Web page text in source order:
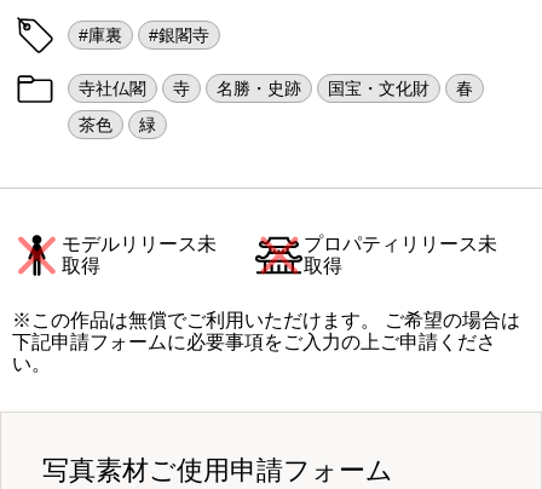
#庫裏 #銀閣寺
寺社仏閣 寺 名勝・史跡 国宝・文化財
春
茶色
緑
モデルリリース未
取得
プロパティリリース未
取得
※この作品は無償でご利用いただけます。 ご希望の場合は
下記申請フォームに必要事項をご入力の上ご申請くださ
い。
写真素材ご使用申請フォーム